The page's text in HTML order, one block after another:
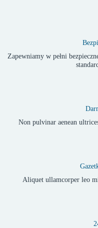
Zapewniamy w pełni
Non pulvinar aenean
Aliquet ullamcorper leo